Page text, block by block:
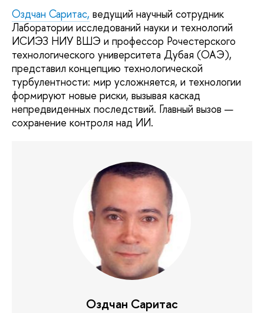
Оздчан Саритас, ведущий научный сотрудник
Лаборатории исследований науки и технологий
ИСИЭЗ НИУ ВШЭ и профессор Рочестерского
технологического университета Дубая (ОАЭ),
представил концепцию технологической
турбулентности: мир усложняется, и технологии
формируют новые риски, вызывая каскад
непредвиденных последствий. Главный вызов —
сохранение контроля над ИИ.
Оздчан Саритас